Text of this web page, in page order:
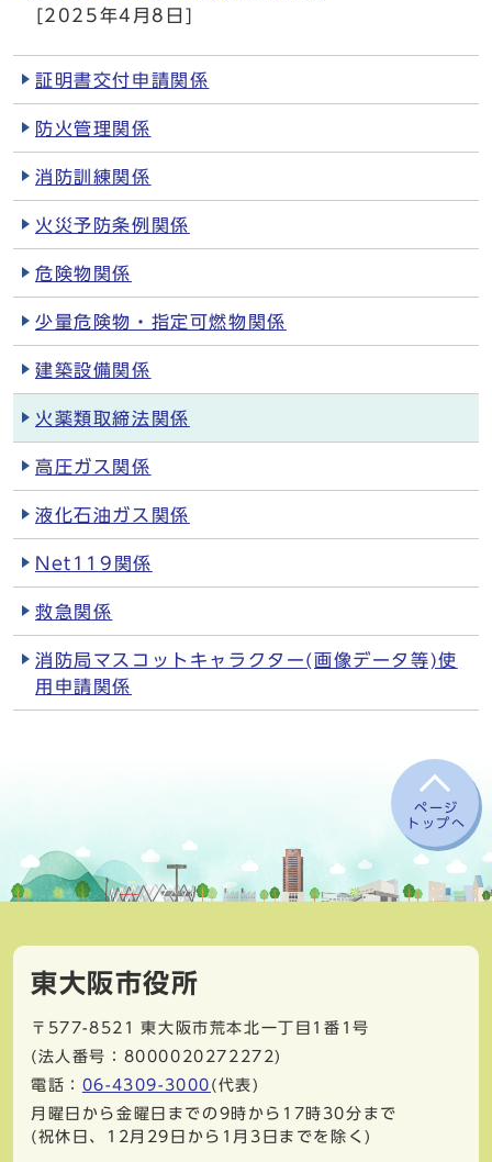
[2025年4月8日]
証明書交付申請関係
防火管理関係
消防訓練関係
火災予防条例関係
危険物関係
少量危険物・指定可燃物関係
建築設備関係
火薬類取締法関係
高圧ガス関係
液化石油ガス関係
Net119関係
救急関係
消防局マスコットキャラクター(画像データ等)使
用申請関係
ページ
トップへ
東大阪市役所
〒577-8521
東大阪市荒本北一丁目1番1号
(法人番号：8000020272272)
電話： 06-4309-3000 (代表)
月曜日から金曜日までの9時から17時30分まで
(祝休日、12月29日から1月3日までを除く)